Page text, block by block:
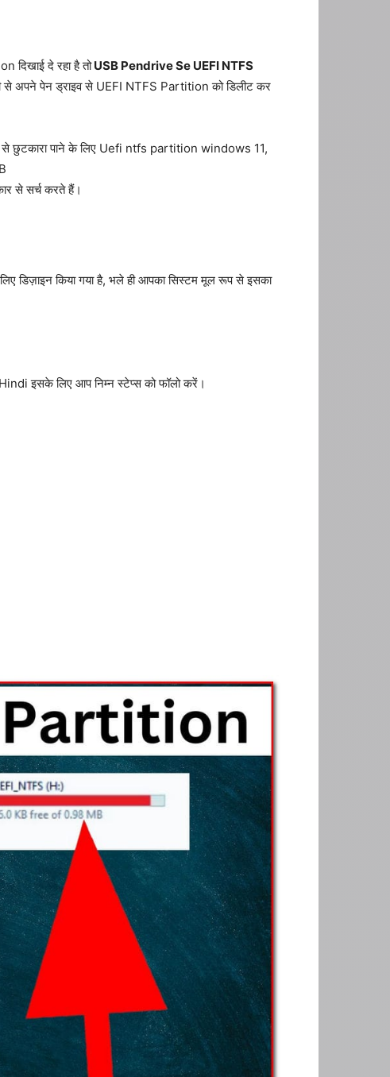
दिखाई दे रहा है तोUSB Pendrive Se UEFI NTFS
से अपने पेन ड्राइव से UEFI NTFS Partition को डिलीट कर
से छुटकारा पाने के लिए Uefi ntfs partition windows 11,
से सर्च करते हैं।
किया गया है, भले ही आपका सिस्टम मूल रूप से इसका
इसके लिए आप निम्न स्टेप्स को फॉलो करें।